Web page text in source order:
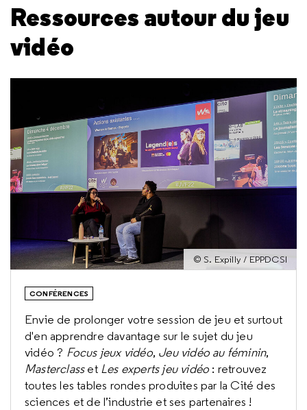
Ressources autour du jeu
vidéo
© S. Expilly / EPPDCSI
CONFÉRENCES
Envie de prolonger votre session de jeu et surtout
d'en apprendre davantage sur le sujet du jeu
vidéo ? Focus jeux vidéo, Jeu vidéo au féminin,
Masterclasset Les experts jeu vidéo : retrouvez
toutes les tables rondes produites par la Cité des
sciences et de l’industrie et ses partenaires !